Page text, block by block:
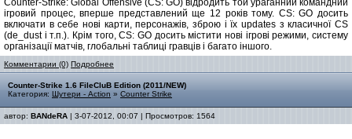
Counter-Strike: Global Offensive (CS: GO) відродить той ураганний командний
ігровий процес, вперше представлений ще 12 років тому. CS: GO досить
включати в себе нові карти, персонажів, зброю і їх updates з класичної CS
(de_dust і т.п.). Крім того, CS: GO досить містити нові ігрові режими, систему
організації матчів, глобальні таблиці гравців і багато іншого.
Комментарии (0) Подробнее
Counter-Strike 1.6 FileCluB Edition (2011/NEW)
Категория: Шутери - Action » Counter Strike
автор: BANdeRA | 3-07-2012, 00:07 | Просмотров: 1564